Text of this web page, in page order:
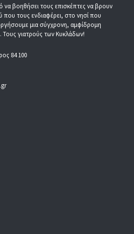
να βοηθήσει τους επισκέπτες να βρουν
που τους ενδιαφέρει, στο νησί που
μια σύγχρονη, αμφίδρομη
Τους γιατρούς των Κυκλάδων!
84 100